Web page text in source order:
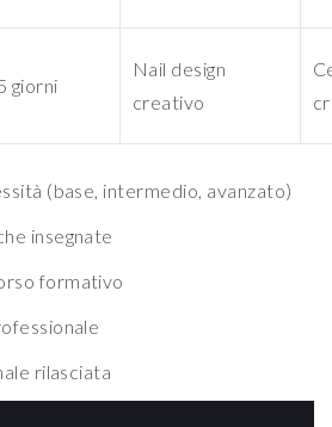
giorni
Nail design
creativo
(base, intermedio, avanzato)
insegnate
formativo
rilasciata